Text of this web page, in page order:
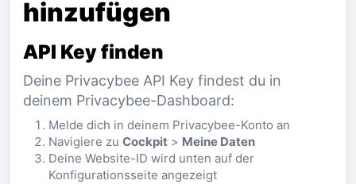
hinzufügen
API Key finden
Deine Privacybee API Key findest du in
deinem Privacybee-Dashboard:
Melde dich in deinem Privacybee-Konto an
Navigiere zu Cockpit > Meine Daten
Deine Website-ID wird unten auf der
Konfigurationsseite angezeigt